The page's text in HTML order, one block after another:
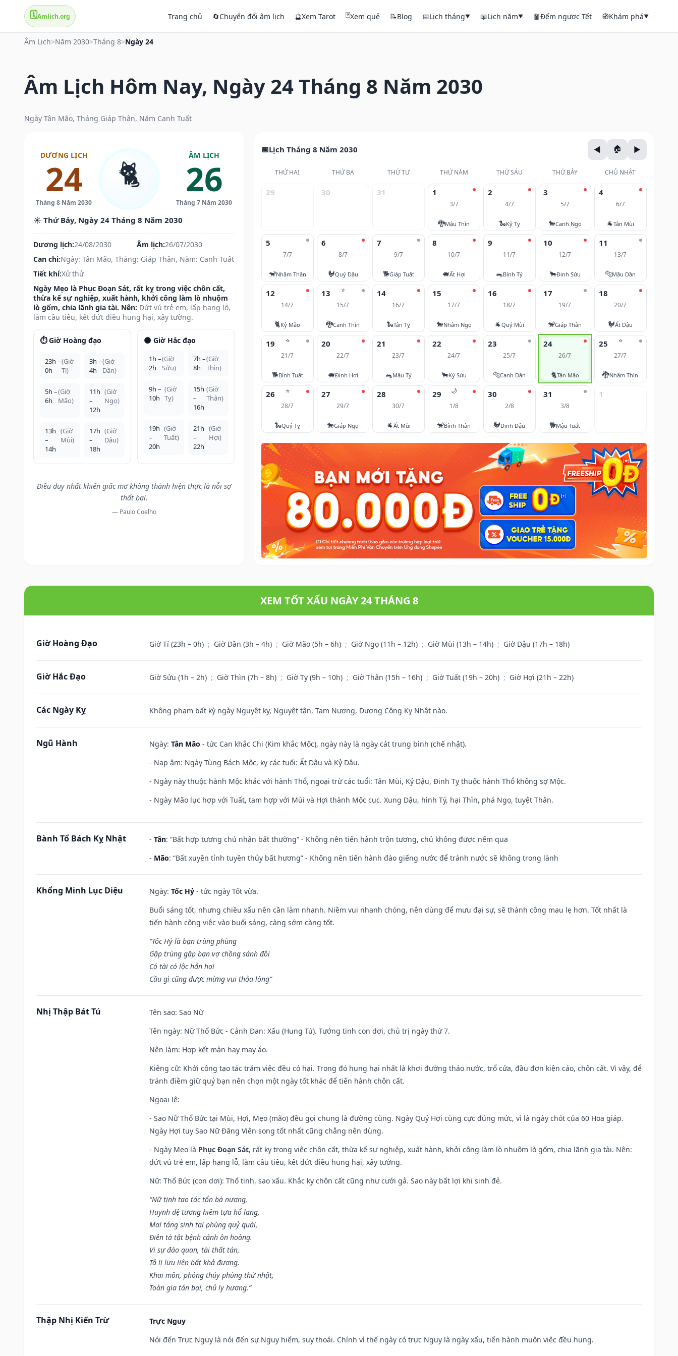
🗓️Amlich.org Trang chủ 🔄Chuyển đổi âm lịch 🔮Xem Tarot 🃏Xem quẻ 📝Blog 📅Lịch tháng▼ 📖Lịch năm▼ 🧧Đếm ngược Tết 🧭Khám phá▼
Âm Lịch>Năm 2030>Tháng 8>Ngày 24
Âm Lịch Hôm Nay, Ngày 24 Tháng 8 Năm 2030
Ngày Tân Mão, Tháng Giáp Thân, Năm Canh Tuất
DƯƠNG LỊCH
24
Tháng 8 Năm 2030
🐈 ÂM LỊCH
26
Tháng 7 Năm 2030
☀️ Thứ Bảy, Ngày 24 Tháng 8 Năm 2030
Dương lịch:24/08/2030 Âm lịch:26/07/2030
Can chi:Ngày: Tân Mão, Tháng: Giáp Thân, Năm: Canh Tuất
Tiết khí:Xử thử
Ngày Mẹo là Phục Đoạn Sát, rất kỵ trong việc chôn cất,
thừa kế sự nghiệp, xuất hành, khởi công làm lò nhuộm
lò gốm, chia lãnh gia tài. Nên: Dứt vú trẻ em, lấp hang lỗ,
làm cầu tiêu, kết dứt điều hung hại, xây tường.
⏱️ Giờ Hoàng đạo
23h –
0h
(Giờ
Tí)
3h –
4h
(Giờ
Dần)
5h –
6h
(Giờ
Mão)
11h
–
12h
(Giờ
Ngọ)
13h
–
14h
(Giờ
Mùi)
17h
–
18h
(Giờ
Dậu)
🌑 Giờ Hắc đạo
1h –
2h
(Giờ
Sửu)
7h –
8h
(Giờ
Thìn)
9h –
10h
(Giờ
Tỵ)
15h
–
16h
(Giờ
Thân)
19h
–
20h
(Giờ
Tuất)
21h
–
22h
(Giờ
Hợi)
Điều duy nhất khiến giấc mơ không thành hiện thực là nỗi sợ
thất bại.
— Paulo Coelho
Lịch Tháng 8 Năm 2030
THỨ HAI THỨ BA THỨ TƯ THỨ NĂM THỨ SÁU THỨ BẢY CHỦ NHẬT
29 30 31 1
3/7
🐉Mậu Thìn
2
4/7
🐍Kỷ Tỵ
3
5/7
🐎Canh Ngọ
4
6/7
🐐Tân Mùi
5
7/7
🐒Nhâm Thân
6
8/7
🐓Quý Dậu
7
9/7
🐕Giáp Tuất
8
10/7
🐖Ất Hợi
9
11/7
🐀Bính Tý
10
12/7
🐂Đinh Sửu
11
13/7
🐅Mậu Dần
12
14/7
🐈Kỷ Mão
⭐
13
15/7
🐉Canh Thìn
14
16/7
🐍Tân Tỵ
15
17/7
🐎Nhâm Ngọ
16
18/7
🐐Quý Mùi
17
19/7
🐒Giáp Thân
18
20/7
🐓Ất Dậu
⭐
19
21/7
🐕Bính Tuất
20
22/7
🐖Đinh Hợi
21
23/7
🐀Mậu Tý
22
24/7
🐂Kỷ Sửu
23
25/7
🐅Canh Dần
24
26/7
🐈Tân Mão
⭐
25
27/7
🐉Nhâm Thìn
⭐
26
28/7
🐍Quý Tỵ
27
29/7
🐎Giáp Ngọ
28
30/7
🐐Ất Mùi
🌙
29
1/8
🐒Bính Thân
30
2/8
🐓Đinh Dậu
31
3/8
🐕Mậu Tuất
1
XEM TỐT XẤU NGÀY 24 THÁNG 8
Giờ Hoàng Đạo Giờ Tí (23h – 0h) ; Giờ Dần (3h – 4h) ; Giờ Mão (5h – 6h) ; Giờ Ngọ (11h – 12h) ; Giờ Mùi (13h – 14h) ; Giờ Dậu (17h – 18h)
Giờ Hắc Đạo Giờ Sửu (1h – 2h) ; Giờ Thìn (7h – 8h) ; Giờ Tỵ (9h – 10h) ; Giờ Thân (15h – 16h) ; Giờ Tuất (19h – 20h) ; Giờ Hợi (21h – 22h)
Các Ngày Kỵ Không phạm bất kỳ ngày Nguyệt kỵ, Nguyệt tận, Tam Nương, Dương Công Kỵ Nhật nào.
Ngũ Hành Ngày: Tân Mão - tức Can khắc Chi (Kim khắc Mộc), ngày này là ngày cát trung bình (chế nhật).
- Nạp âm: Ngày Tùng Bách Mộc, kỵ các tuổi: Ất Dậu và Kỷ Dậu.
- Ngày này thuộc hành Mộc khắc với hành Thổ, ngoại trừ các tuổi: Tân Mùi, Kỷ Dậu, Đinh Tỵ thuộc hành Thổ không sợ Mộc.
- Ngày Mão lục hợp với Tuất, tam hợp với Mùi và Hợi thành Mộc cục. Xung Dậu, hình Tý, hại Thìn, phá Ngọ, tuyệt Thân.
Bành Tổ Bách Kỵ Nhật - Tân: “Bất hợp tương chủ nhân bất thường” - Không nên tiến hành trộn tương, chủ không được nếm qua
- Mão: “Bất xuyên tỉnh tuyền thủy bất hương” - Không nên tiến hành đào giếng nước để tránh nước sẽ không trong lành
Khổng Minh Lục Diệu Ngày: Tốc Hỷ - tức ngày Tốt vừa.
Buổi sáng tốt, nhưng chiều xấu nên cần làm nhanh. Niềm vui nhanh chóng, nên dùng để mưu đại sự, sẽ thành công mau lẹ hơn. Tốt nhất là
tiến hành công việc vào buổi sáng, càng sớm càng tốt.
“Tốc Hỷ là bạn trùng phùng
Gặp trùng gặp bạn vợ chồng sánh đôi
Có tài có lộc hẳn hoi
Cầu gì cũng được mừng vui thỏa lòng”
Nhị Thập Bát Tú Tên sao: Sao Nữ
Tên ngày: Nữ Thổ Bức - Cảnh Đan: Xấu (Hung Tú). Tướng tinh con dơi, chủ trị ngày thứ 7.
Nên làm: Hợp kết màn hay may áo.
Kiêng cữ: Khởi công tạo tác trăm việc đều có hại. Trong đó hung hại nhất là khơi đường tháo nước, trổ cửa, đầu đơn kiện cáo, chôn cất. Vì vậy, để
tránh điềm giữ quý bạn nên chọn một ngày tốt khác để tiến hành chôn cất.
Ngoại lệ:
- Sao Nữ Thổ Bức tại Mùi, Hợi, Mẹo (mão) đều gọi chung là đường cùng. Ngày Quý Hợi cùng cực đúng mức, vì là ngày chót của 60 Hoa giáp.
Ngày Hợi tuy Sao Nữ Đăng Viên song tốt nhất cũng chẳng nên dùng.
- Ngày Mẹo là Phục Đoạn Sát, rất kỵ trong việc chôn cất, thừa kế sự nghiệp, xuất hành, khởi công làm lò nhuộm lò gốm, chia lãnh gia tài. Nên:
dứt vú trẻ em, lấp hang lỗ, làm cầu tiêu, kết dứt điều hung hại, xây tường.
Nữ: Thổ Bức (con dơi): Thổ tinh, sao xấu. Khắc kỵ chôn cất cũng như cưới gả. Sao này bất lợi khi sinh đẻ.
“Nữ tinh tạo tác tổn bà nương,
Huynh đệ tương hiềm tựa hổ lang,
Mai táng sinh tai phùng quỷ quái,
Điên tà tật bệnh cánh ôn hoàng.
Vi sự đáo quan, tài thất tán,
Tả lị lưu liên bất khả đương.
Khai môn, phóng thủy phùng thử nhật,
Toàn gia tán bại, chủ ly hương.”
Thập Nhị Kiến Trừ
Trực Nguy
Nói đến Trực Nguy là nói đến sự Nguy hiểm, suy thoái. Chính vì thế ngày có trực Nguy là ngày xấu, tiến hành muôn việc đều hung.